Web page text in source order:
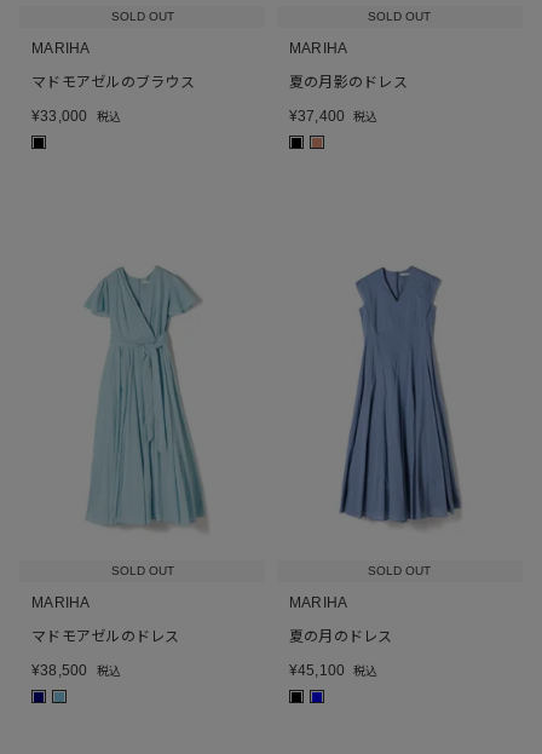
SOLD OUT
MARIHA
マドモアゼルのブラウス
¥33,000 税込
■
SOLD OUT
MARIHA
夏の月影のドレス
¥37,400 税込
■ ■
SOLD OUT
MARIHA
マドモアゼルのドレス
¥38,500 税込
■ ■
SOLD OUT
MARIHA
夏の月のドレス
¥45,100 税込
■ ■